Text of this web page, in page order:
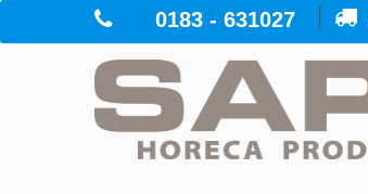
0183 - 631027